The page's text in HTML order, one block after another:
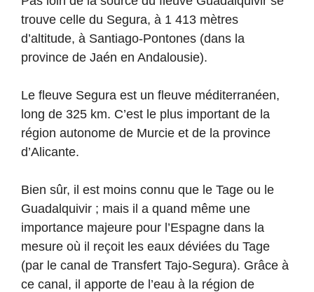
trouve celle du Segura, à 1 413 mètres
d’altitude, à Santiago-Pontones (dans la
province de Jaén en Andalousie).
Le fleuve Segura est un fleuve méditerranéen,
long de 325 km. C’est le plus important de la
région autonome de Murcie et de la province
d’Alicante.
Bien sûr, il est moins connu que le Tage ou le
Guadalquivir ; mais il a quand même une
importance majeure pour l’Espagne dans la
mesure où il reçoit les eaux déviées du Tage
(par le canal de Transfert Tajo-Segura). Grâce à
ce canal, il apporte de l’eau à la région de